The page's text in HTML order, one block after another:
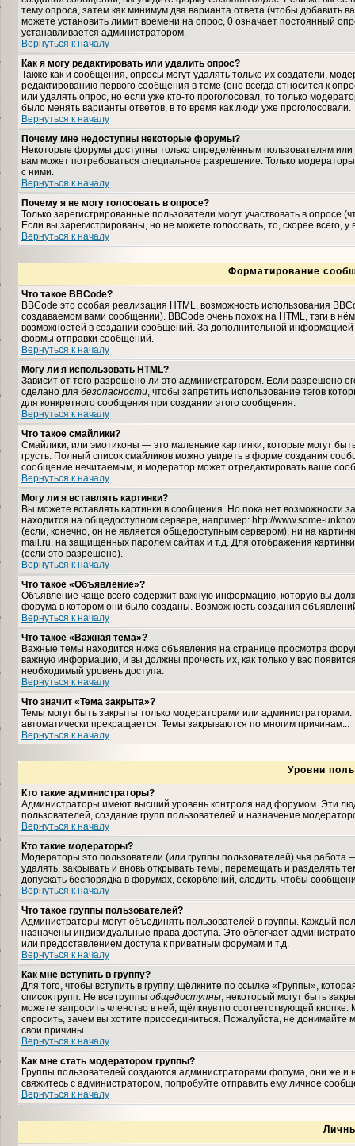
тему опроса, затем как минимум два варианта ответа (чтобы добавить
можете установить лимит времени на опрос, 0 означает постоянный
устанавливается администратором.
Вернуться к началу
Как я могу редактировать или удалить опрос?
Также как и сообщения, опросы могут удалять только их создатели,
редактированию первого сообщения в теме (оно всегда относится к
или удалять опрос, но если уже кто-то проголосовал, то только
было менять варианты ответов, в то время как люди уже проголосовали.
Вернуться к началу
Почему мне недоступны некоторые форумы?
Некоторые форумы доступны только определённым пользователям
вам может потребоваться специальное разрешение. Только
с ними.
Вернуться к началу
Почему я не могу голосовать в опросе?
Только зарегистрированные пользователи могут участвовать в
Если вы зарегистрированы, но не можете голосовать, то, скорее всего,
Вернуться к началу
Форматирование
Что такое BBCode?
BBCode это особая реализация HTML, возможность использования
создаваемом вами сообщении). BBCode очень похож на HTML, тэги в
возможностей в создании сообщений. За дополнительной
формы отправки сообщений.
Вернуться к началу
Могу ли я использовать HTML?
Зависит от того разрешено ли это администратором. Если разрешено
сделано для безопасности, чтобы запретить использование тэгов
для конкретного сообщения при создании этого сообщения.
Вернуться к началу
Что такое смайлики?
Смайлики, или эмотиконы — это маленькие картинки, которые могут
грусть. Полный список смайликов можно увидеть в форме создания
сообщение нечитаемым, и модератор может отредактировать ваше
Вернуться к началу
Могу ли я вставлять картинки?
Вы можете вставлять картинки в сообщения. Но пока нет возможности
находится на общедоступном сервере, например: http://www.some-
(если, конечно, он не является общедоступным сервером), ни на
mail.ru, на защищённых паролем сайтах и т.д. Для отображения
(если это разрешено).
Вернуться к началу
Что такое «Объявление»?
Объявление чаще всего содержит важную информацию, которую вы
форума в котором они было созданы. Возможность создания
Вернуться к началу
Что такое «Важная тема»?
Важные темы находится ниже объявления на странице просмотра
важную информацию, и вы должны прочесть их, как только у вас
необходимый уровень доступа.
Вернуться к началу
Что значит «Тема закрыта»?
Темы могут быть закрыты только модераторами или
автоматически прекращается. Темы закрываются по многим причинам...
Вернуться к началу
Уровни
Кто такие администраторы?
Администраторы имеют высший уровень контроля над форумом. Эти
пользователей, создание групп пользователей и назначение
Вернуться к началу
Кто такие модераторы?
Модераторы это пользователи (или группы пользователей) чья
удалять, закрывать и вновь открывать темы, перемещать и разделять
допускать беспорядка в форумах, оскорблений, следить, чтобы
Вернуться к началу
Что такое группы пользователей?
Администраторы могут объединять пользователей в группы. Каждый
назначены индивидуальные права доступа. Это облегчает
или предоставлением доступа к приватным форумам и т.д.
Вернуться к началу
Как мне вступить в группу?
Для того, чтобы вступить в группу, щёлкните по ссылке «Группы»,
список групп. Не все группы общедоступны, некоторый могут быть
можете запросить членство в ней, щёлкнув по соответствующей
спросить, зачем вы хотите присоединиться. Пожалуйста, не
свои причины.
Вернуться к началу
Как мне стать модератором группы?
Группы пользователей создаются администраторами форума, они же и
свяжитесь с администратором, попробуйте отправить ему личное
Вернуться к началу